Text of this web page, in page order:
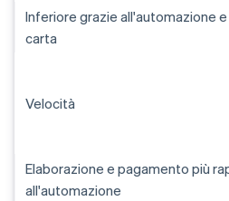
Inferiore grazie all'automazione
carta
Velocità
Elaborazione e pagamento più
all'automazione